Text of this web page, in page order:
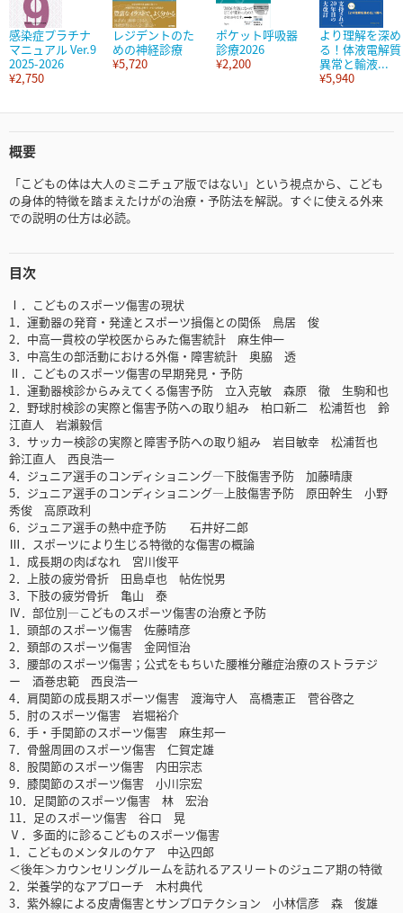
感染症プラチナ
マニュアル Ver.9
2025-2026
¥2,750
レジデントのた
めの神経診療
¥5,720
ポケット呼吸器
診療2026
¥2,200
より理解を深め
る！体液電解質
異常と輸液...
¥5,940
概要
「こどもの体は大人のミニチュア版ではない」という視点から、こども
の身体的特徴を踏まえたけがの治療・予防法を解説。すぐに使える外来
での説明の仕方は必読。
目次
Ⅰ．こどものスポーツ傷害の現状
1．運動器の発育・発達とスポーツ損傷との関係 鳥居 俊
2．中高一貫校の学校医からみた傷害統計 麻生伸一
3．中高生の部活動における外傷・障害統計 奥脇 透
Ⅱ．こどものスポーツ傷害の早期発見・予防
1．運動器検診からみえてくる傷害予防 立入克敏 森原 徹 生駒和也
2．野球肘検診の実際と傷害予防への取り組み 柏口新二 松浦哲也 鈴
江直人 岩瀨毅信
3．サッカー検診の実際と障害予防への取り組み 岩目敏幸 松浦哲也
鈴江直人 西良浩一
4．ジュニア選手のコンディショニング―下肢傷害予防 加藤晴康
5．ジュニア選手のコンディショニング―上肢傷害予防 原田幹生 小野
秀俊 高原政利
6．ジュニア選手の熱中症予防 石井好二郎
Ⅲ．スポーツにより生じる特徴的な傷害の概論
1．成長期の肉ばなれ 宮川俊平
2．上肢の疲労骨折 田島卓也 帖佐悦男
3．下肢の疲労骨折 亀山 泰
Ⅳ．部位別―こどものスポーツ傷害の治療と予防
1．頭部のスポーツ傷害 佐藤晴彦
2．頚部のスポーツ傷害 金岡恒治
3．腰部のスポーツ傷害；公式をもちいた腰椎分離症治療のストラテジ
ー 酒巻忠範 西良浩一
4．肩関節の成長期スポーツ傷害 渡海守人 高橋憲正 菅谷啓之
5．肘のスポーツ傷害 岩堀裕介
6．手・手関節のスポーツ傷害 麻生邦一
7．骨盤周囲のスポーツ傷害 仁賀定雄
8．股関節のスポーツ傷害 内田宗志
9．膝関節のスポーツ傷害 小川宗宏
10．足関節のスポーツ傷害 林 宏治
11．足のスポーツ傷害 谷口 晃
Ⅴ．多面的に診るこどものスポーツ傷害
1．こどものメンタルのケア 中込四郎
＜後年＞カウンセリングルームを訪れるアスリートのジュニア期の特徴
2．栄養学的なアプローチ 木村典代
3．紫外線による皮膚傷害とサンプロテクション 小林信彦 森 俊雄